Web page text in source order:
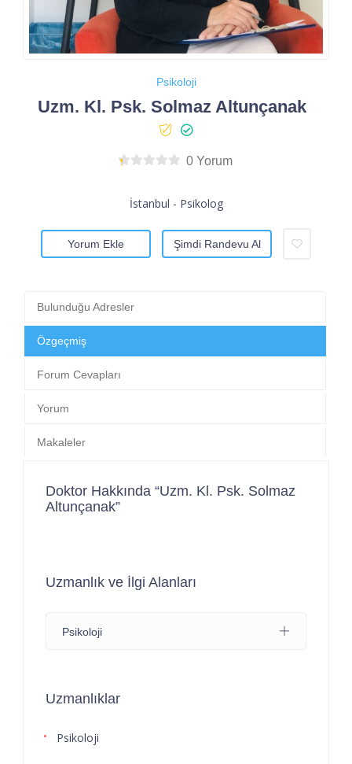
Psikoloji
Uzm. Kl. Psk. Solmaz Altunçanak
0 Yorum
İstanbul - Psikolog
Yorum Ekle Şimdi Randevu Al
Bulunduğu Adresler
Özgeçmiş
Forum Cevapları
Yorum
Makaleler
Doktor Hakkında “Uzm. Kl. Psk. Solmaz
Altunçanak”
Uzmanlık ve İlgi Alanları
Psikoloji
Uzmanlıklar
Psikoloji